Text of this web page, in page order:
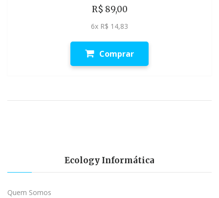
R$ 89,00
6x R$ 14,83
Comprar
Ecology Informática
Quem Somos